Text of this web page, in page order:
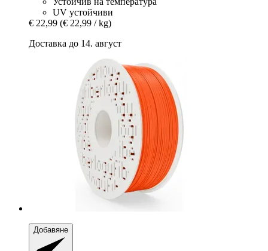
UV устойчиви
€ 22,99 (€ 22,99 / kg)
Доставка до 14. август
Добавяне